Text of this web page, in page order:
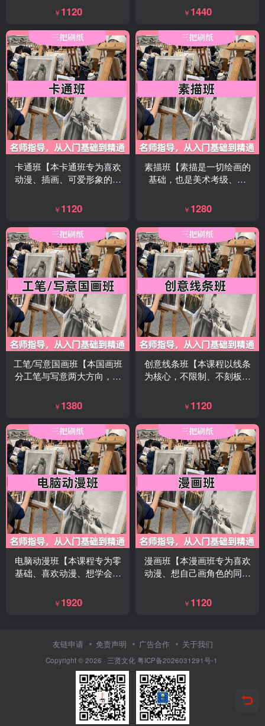
创作，考级通关+绘画能力双
提升，零基础也能稳步进
阶。】
￥ 1120
影到色彩搭配，一步到位打
好美术功底，专为美术考
级、系统提升绘画水平的学
员量身打造，零基础也能稳
步冲级。】
￥ 1440
卡通班【本卡通班专为喜欢
动漫、插画、可爱形象的孩
基础开始，轻松学会画卡通
人物、动物、场景，让想象
力变成看得见的可爱作
品。】
￥ 1120
素描班【素描是一切绘画的
基础，也是美术考级、艺
素描班从零基础开始，系统
教学，循序渐进，让你真正
掌握造型、光影与审美能
力。】
￥ 1280
工笔/写意国画班【本国画班
分工笔与写意两大方向，零
整创作，带你感受传统国画
的意境与美感。】
￥ 1380
创意线条班【本课程以线条
为核心，不限制、不刻板，
画、爱画、会画，在轻松有
趣中提升绘画能力。】
￥ 1120
电脑动漫班【本课程专为零
基础、喜欢动漫、想学会自
脑绘画到动画制作，一步步
带你做出属于自己的动漫作
￥ 1920
漫画班【本漫画班专为喜欢
动漫、想自己画角色的同学
学习动漫人物、场景、构图
与上色，让你轻松画出属于
￥ 1120
友链申请 免责声明 广告合作 关于我们
Copyright © 2026 · 三贤文化粤ICP备2026031291号-1